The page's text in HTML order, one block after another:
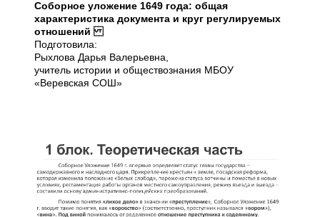
Соборное уложение 1649 года: общая
характеристика документа и круг регулируемых
отношений
Подготовила:
Рыхлова Дарья Валерьевна,
учитель истории и обществознания МБОУ
«Веревская СОШ»